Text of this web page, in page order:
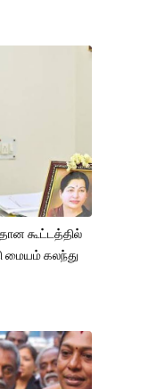
கூட்டத்தில்
மையம் கலந்து